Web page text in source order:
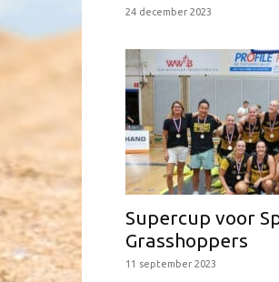
24 december 2023
Supercup voor
Grasshoppers
11 september 2023